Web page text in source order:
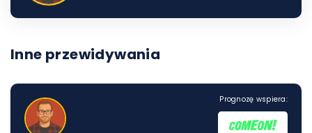
Inne przewidywania
Prognozę wspiera: